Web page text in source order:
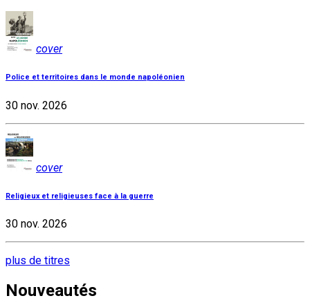
cover
Police et territoires dans le monde napoléonien
30 nov. 2026
cover
Religieux et religieuses face à la guerre
30 nov. 2026
plus de titres
Nouveautés